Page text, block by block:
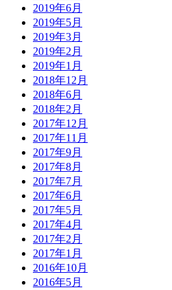
2019年6月
2019年5月
2019年3月
2019年2月
2019年1月
2018年12月
2018年6月
2018年2月
2017年12月
2017年11月
2017年9月
2017年8月
2017年7月
2017年6月
2017年5月
2017年4月
2017年2月
2017年1月
2016年10月
2016年5月